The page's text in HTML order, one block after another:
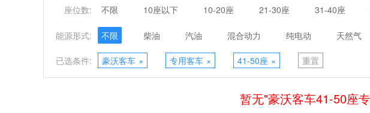
座位数: 不限 10座以下 10-20座 21-30座 31-40座
能源形式: 不限 柴油 汽油 混合动力 纯电动 天然气
已选条件: 豪沃客车 × 专用客车 × 41-50座 × 重置
暂无"豪沃客车41-50座